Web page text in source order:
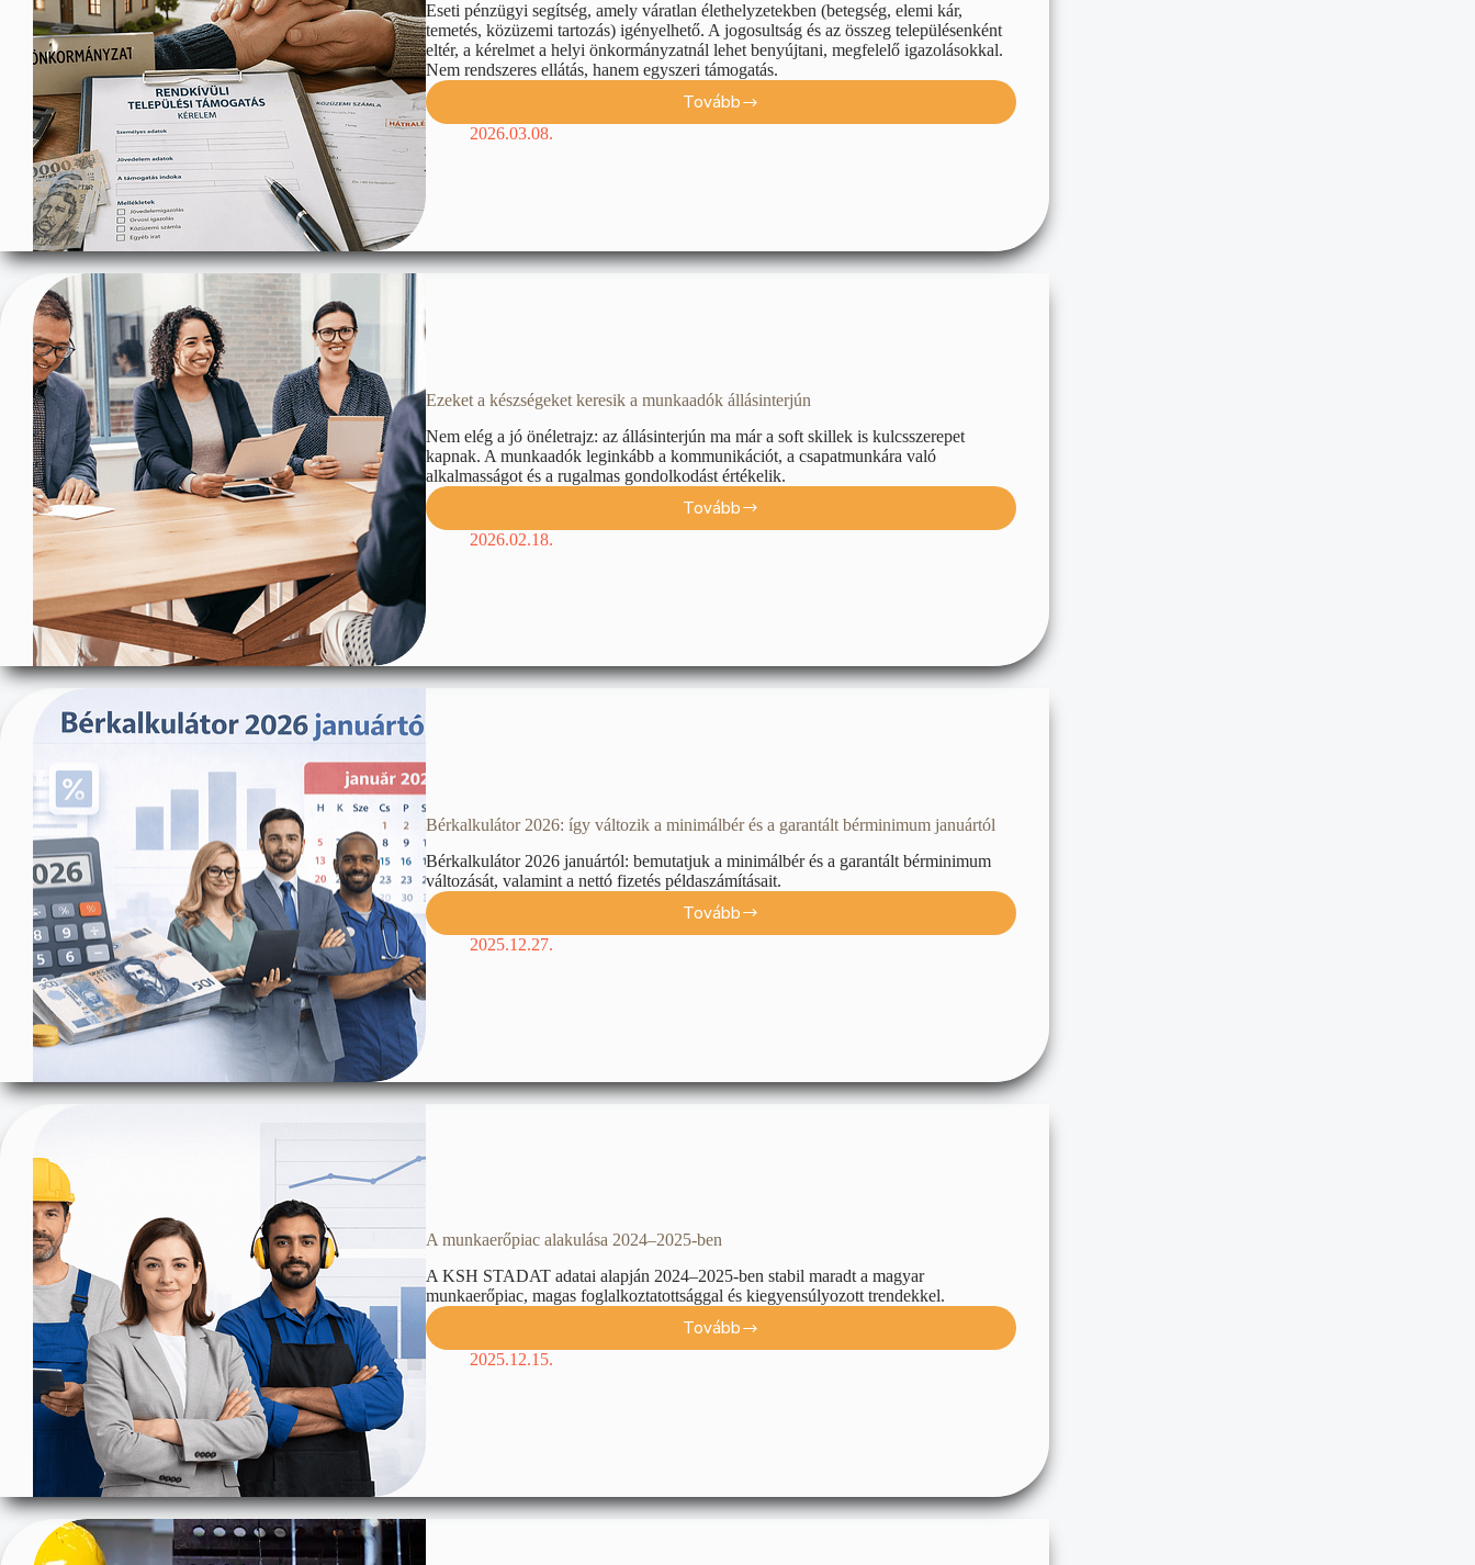
Eseti pénzügyi segítség, amely váratlan élethelyzetekben (betegség, elemi kár,
temetés, közüzemi tartozás) igényelhető. A jogosultság és az összeg településenként
eltér, a kérelmet a helyi önkormányzatnál lehet benyújtani, megfelelő igazolásokkal.
Nem rendszeres ellátás, hanem egyszeri támogatás.
Tovább
2026.03.08.
Ezeket a készségeket keresik a munkaadók állásinterjún
Nem elég a jó önéletrajz: az állásinterjún ma már a soft skillek is kulcsszerepet
kapnak. A munkaadók leginkább a kommunikációt, a csapatmunkára való
alkalmasságot és a rugalmas gondolkodást értékelik.
Tovább
2026.02.18.
Bérkalkulátor 2026: így változik a minimálbér és a garantált bérminimum januártól
Bérkalkulátor 2026 januártól: bemutatjuk a minimálbér és a garantált bérminimum
változását, valamint a nettó fizetés példaszámításait.
Tovább
2025.12.27.
A munkaerőpiac alakulása 2024–2025-ben
A KSH STADAT adatai alapján 2024–2025-ben stabil maradt a magyar
munkaerőpiac, magas foglalkoztatottsággal és kiegyensúlyozott trendekkel.
Tovább
2025.12.15.